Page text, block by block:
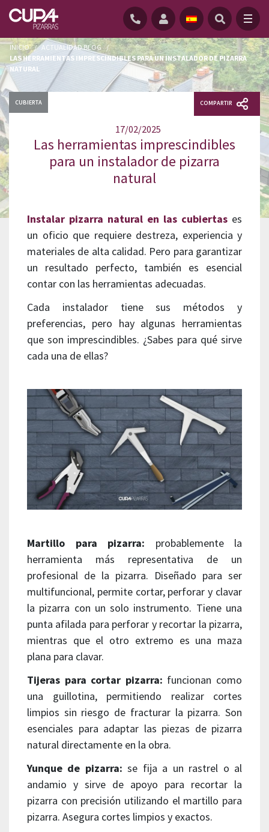
INICIO / ACTUALIDAD BLOG /
LAS HERRAMIENTAS IMPRESCINDIBLES PARA UN INSTALADOR DE PIZARRA
NATURAL
CUBIERTA
17/02/2025
COMPARTIR
Las herramientas imprescindibles
para un instalador de pizarra
natural
Instalar pizarra natural en las cubiertas es
un oficio que requiere destreza, experiencia y
materiales de alta calidad. Pero para garantizar
un resultado perfecto, también es esencial
contar con las herramientas adecuadas.
Cada instalador tiene sus métodos y
preferencias, pero hay algunas herramientas
que son imprescindibles. ¿Sabes para qué sirve
cada una de ellas?
Martillo para pizarra: probablemente la
herramienta más representativa de un
profesional de la pizarra. Diseñado para ser
multifuncional, permite cortar, perforar y clavar
la pizarra con un solo instrumento. Tiene una
punta afilada para perforar y recortar la pizarra,
mientras que el otro extremo es una maza
plana para clavar.
Tijeras para cortar pizarra: funcionan como
una guillotina, permitiendo realizar cortes
limpios sin riesgo de fracturar la pizarra. Son
esenciales para adaptar las piezas de pizarra
natural directamente en la obra.
Yunque de pizarra:se fija a un rastrel o al
andamio y sirve de apoyo para recortar la
pizarra con precisión utilizando el martillo para
pizarra. Asegura cortes limpios y exactos.